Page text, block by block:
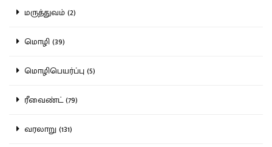
மருத்துவம் (2)
மொழி (39)
மொழிபெயர்ப்பு (5)
ரீவைண்ட் (79)
வரலாறு (131)